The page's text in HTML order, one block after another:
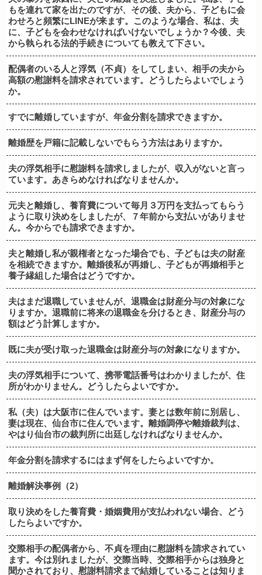
もを連れて家を出たのですが、その後、夫から、子どもに会
わせろと頻繁にLINEが来ます。このような場合、私は、夫
に、子どもを会わせなければいけないでしょうか？今後、夫
から執られる法的手続きについても教えて下さい。
配偶者のいる人と浮気（不貞）をしてしまい、相手の夫から
高額の慰謝料を請求されています。どうしたらよいでしょう
か。
すでに離婚していますが、年金分割を請求できますか。
離婚歴を戸籍に記載しないでもらう方法はありますか。
夫の浮気相手に慰謝料を請求しましたが、収入がないと言っ
ています。あきらめなければなりませんか。
元夫と離婚し、養育費について毎月３万円を支払ってもらう
ように取り決めをしましたが、７年前から支払いがありませ
ん。今からでも請求できますか。
夫と離婚し私が親権者となった場合でも、子どもは夫の財産
を相続できますか。離婚後私が再婚し、子どもが再婚相手と
養子縁組した場合はどうですか。
夫はまだ退職していませんが、退職金は財産分与の対象にな
りますか。退職前に将来の退職金を分けるとき、財産分与の
額はどう計算しますか。
既に夫が受け取った退職金は財産分与の対象になりますか。
夫の浮気相手について、携帯電話番号はわかりましたが、住
所がわかりません。どうしたらよいですか。
私（夫）は大阪市に住んでいます。妻とは数年前に別居し、
妻は現在、仙台市に住んでいます。離婚調停や離婚裁判は、
やはり仙台市の裁判所に出廷しなければなりませんか。
年金分割を請求するにはまず何をしたらよいですか。
離婚解決事例（2）
取り決めをした養育費・婚姻費用が支払われない場合、どう
したらよいですか。
交際相手の配偶者から、不貞を理由に慰謝料を請求されてい
ます。今は別れましたが、交際当時、交際相手からは独身と
聞かされており、慰謝料請求まで結婚していることは知りま